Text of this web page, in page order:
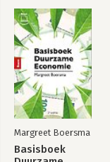
Margreet Boersma
Basisboek